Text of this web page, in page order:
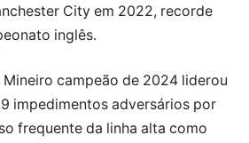
City em 2022, recorde
inglês.
campeão de 2024 liderou
impedimentos adversários por
frequente da linha alta como